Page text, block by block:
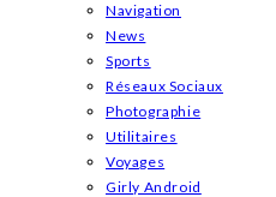
Navigation
News
Sports
Réseaux Sociaux
Photographie
Utilitaires
Voyages
Girly Android